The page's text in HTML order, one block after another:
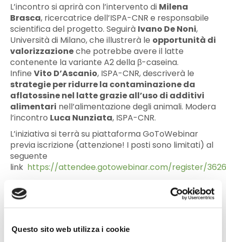
Questo sito web utilizza i cookie
L’incontro si aprirà con l’intervento di Milena
Brasca, ricercatrice dell’ISPA-CNR e responsabile
scientifica del progetto. Seguirà Ivano De Noni,
Università di Milano, che illustrerà le opportunità di
valorizzazioneche potrebbe avere il latte
contenente la variante A2 della β-caseina.
Infine Vito D’Ascanio, ISPA-CNR, descriverà le
strategie per ridurre la contaminazione da
aflatossine nel latte grazie all’uso di additivi
alimentari nell’alimentazione degli animali. Modera
l’incontro Luca Nunziata, ISPA-CNR.
L’iniziativa si terrà su piattaforma GoToWebinar
previa iscrizione (attenzione! I posti sono limitati) al
seguente
link https://attendee.gotowebinar.com/register/
Il webinar è inserito nel ciclo di iniziative “CHI
(RI)CERCA TROVA” con l’obiettivo di far conoscere i
operatori del settore e a tutti i cittadini.